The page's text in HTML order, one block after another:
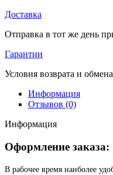
Доставка
Отправка в тот же день
Гарантии
Условия возврата и
Информация
Отзывов (0)
Информация
Оформление заказа:
В рабочее время наиболее